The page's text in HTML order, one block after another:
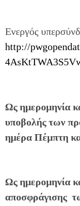
Ενεργός
http://
Ως ημερομηνία
υποβολήςτων
ημέρα Πέμπτη
Ως ημερομηνία
αποσφράγισης